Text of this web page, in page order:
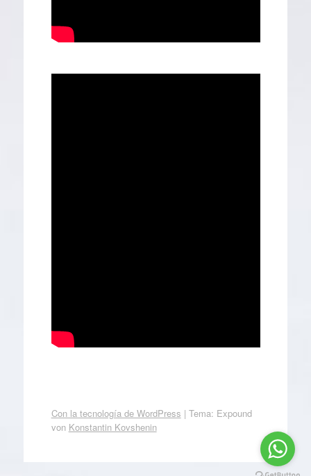
Con la tecnología de WordPress | Tema: Expound
von Konstantin Kovshenin